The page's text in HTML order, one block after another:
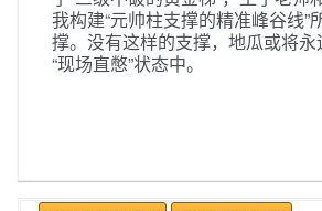
我构建“元帅柱支撑的精准峰谷线”
撑。没有这样的支撑，地瓜或将永
“现场直憋”状态中。